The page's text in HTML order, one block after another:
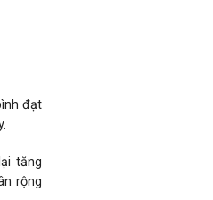
đạt
tăng
rộng